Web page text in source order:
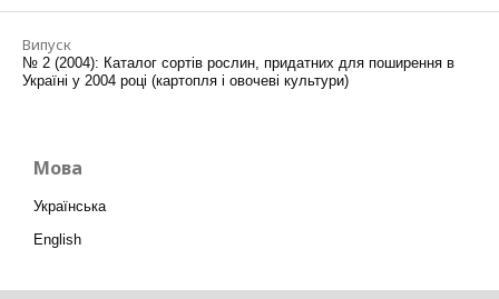
Випуск
№ 2 (2004): Каталог сортів рослин, придатних для поширення в
Україні у 2004 році (картопля і овочеві культури)
Мова
Українська
English